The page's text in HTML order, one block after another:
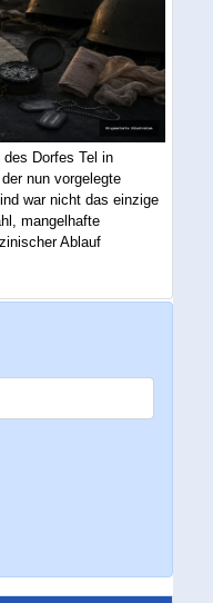
Dorfes Tel in
nun vorgelegte
war nicht das einzige
mangelhafte
Ablauf